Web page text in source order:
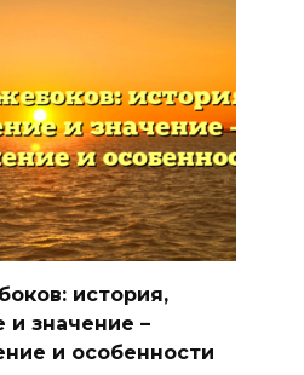
история,
значение –
и особенности